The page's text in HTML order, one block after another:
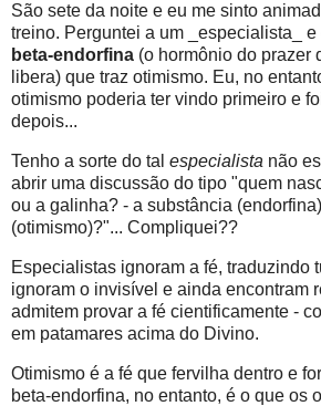
São sete da noite e eu me sinto
treino. Perguntei a um _especialista_
beta-endorfina (o hormônio do prazer
libera) que traz otimismo. Eu, no
otimismo poderia ter vindo primeiro e
depois...
Tenho a sorte do tal especialista não
abrir uma discussão do tipo "quem
ou a galinha? - a substância
(otimismo)?"... Compliquei??
Especialistas ignoram a fé, traduzindo
ignoram o invisível e ainda encontram
admitem provar a fé cientificamente -
em patamares acima do Divino.
Otimismo é a fé que fervilha dentro e
beta-endorfina, no entanto, é o que os